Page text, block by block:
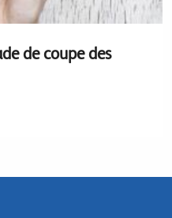
de coupe des